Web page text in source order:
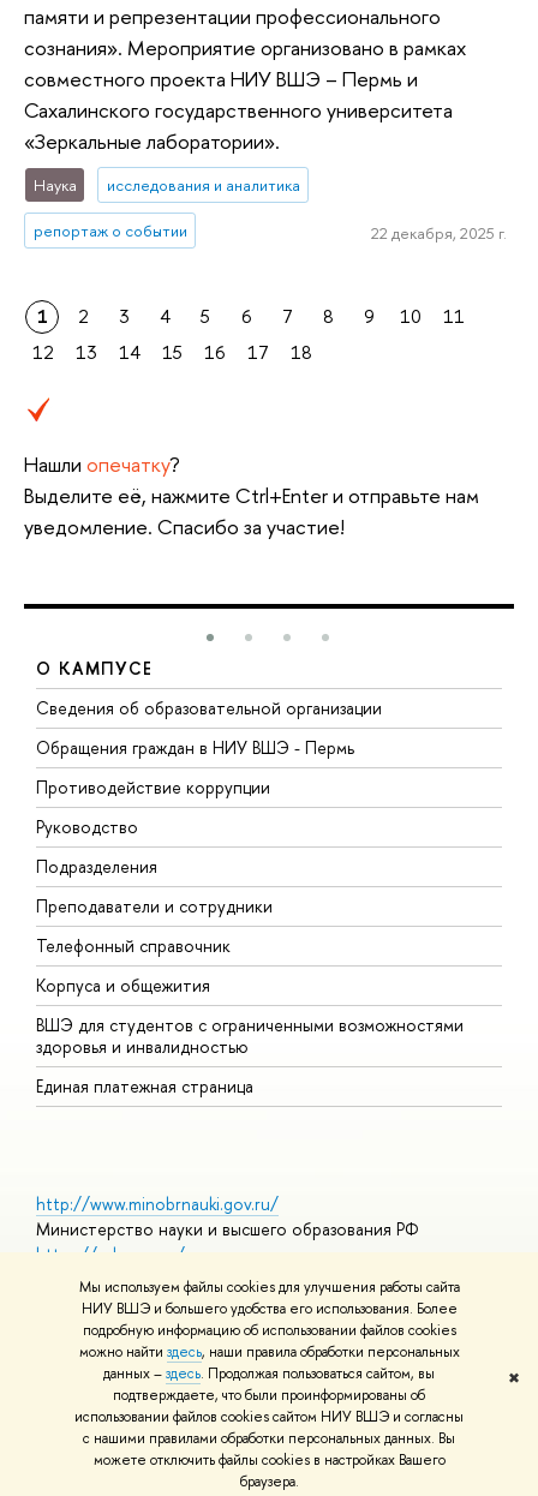
Мы используем файлы cookies для улучшения работы сайта
НИУ ВШЭ и большего удобства его использования. Более
подробную информацию об использовании файлов cookies
можно найти здесь, наши правила обработки персональных
данных –здесь. Продолжая пользоваться сайтом, вы
подтверждаете, что были проинформированы об
использовании файлов cookies сайтом НИУ ВШЭ и согласны
с нашими правилами обработки персональных данных. Вы
можете отключить файлы cookies в настройках Вашего
браузера.
✖
памяти и репрезентации профессионального
сознания». Мероприятие организовано в рамках
совместного проекта НИУ ВШЭ – Пермь и
Сахалинского государственного университета
«Зеркальные лаборатории».
Наука исследования и аналитика
репортаж о событии 22 декабря, 2025 г.
1 2 3 4 5 6 7 8 9 10
11
12
13 14 15 16 17 18
Нашли опечатку?
Выделите её, нажмите Ctrl+Enter и отправьте нам
уведомление. Спасибо за участие!
О КАМПУСЕ
Сведения об образовательной организации
Обращения граждан в НИУ ВШЭ - Пермь
Противодействие коррупции
Руководство
Подразделения
Преподаватели и сотрудники
Телефонный справочник
Корпуса и общежития
ВШЭ для студентов с ограниченными возможностями
здоровья и инвалидностью
Единая платежная страница
http://www.minobrnauki.gov.ru/
Министерство науки и высшего образования РФ
https://edu.gov.ru/
Министерство просвещения РФ
https://elearning.hse.ru/mooc
Массовые открытые онлайн-курсы
© НИУ ВШЭ 1993–2026 Условия использования материалов
Адреса и контакты Карта сайта
Шрифты HSE Sans и HSE Slab разработаны вШколе дизайна НИУ